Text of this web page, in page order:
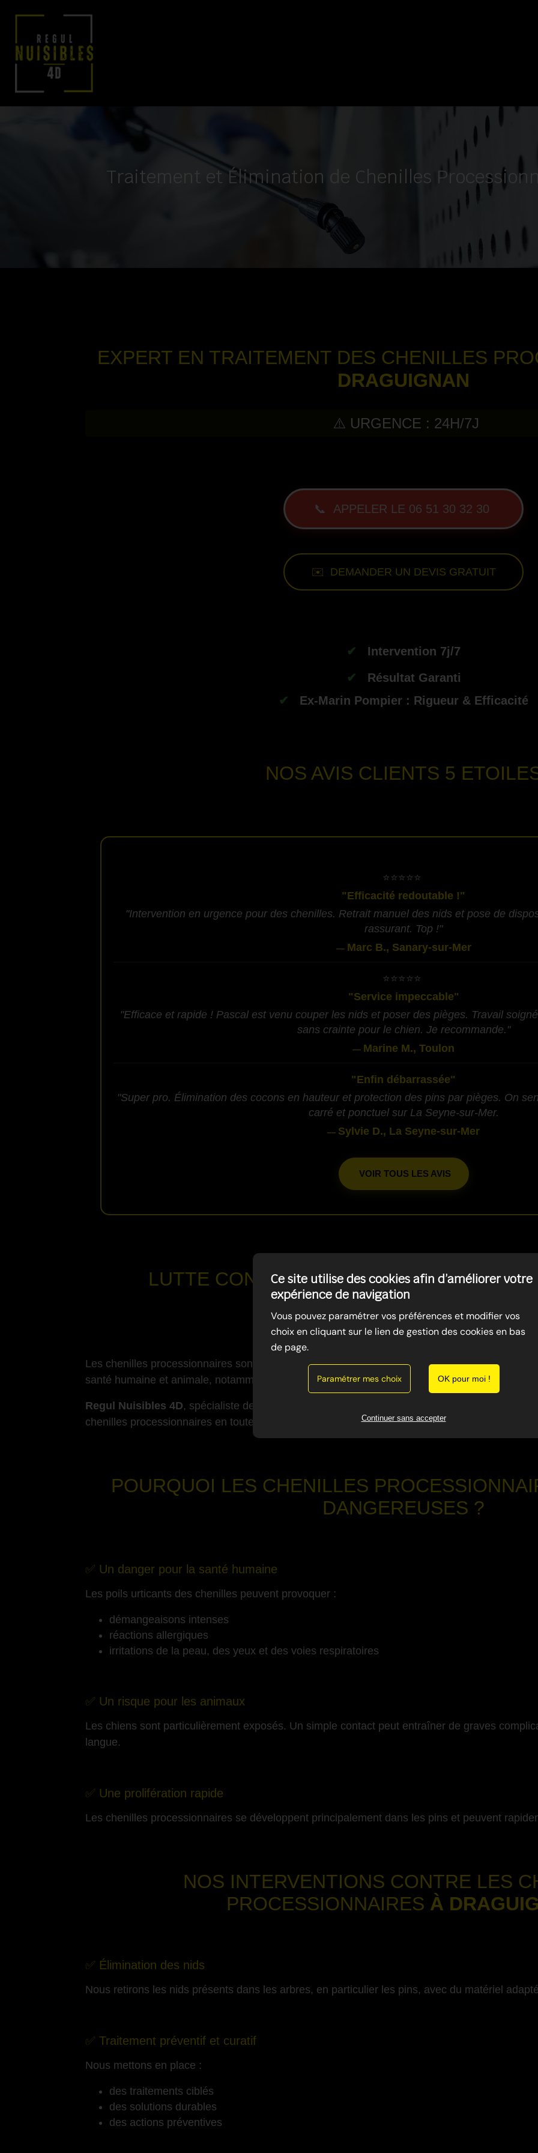
Traitement et Élimination de Chenilles
EXPERT EN TRAITEMENT DES CHENILLES
DRAGUIGNAN
⚠️ URGENCE : 24H/7J
📞 APPELER LE 06 51 30 32 30
✉️ DEMANDER UN DEVIS GRATUIT
✔
Intervention 7j/7
✔
Résultat Garanti
✔
Ex-Marin Pompier : Rigueur & Efficacité
NOS AVIS CLIENTS 5
​⭐⭐⭐⭐⭐
"Efficacité redoutable !"
"Intervention en urgence pour des chenilles. Retrait manuel des nids et pose de
rassurant. Top !"
— Marc B., Sanary-sur-Mer
​⭐⭐⭐⭐⭐
"Service impeccable"
"Efficace et rapide ! Pascal est venu couper les nids et poser des pièges. Travail
sans crainte pour le chien. Je recommande."
— Marine M., Toulon
"Enfin débarrassée"
"Super pro. Élimination des cocons en hauteur et protection des pins par pièges. On
carré et ponctuel sur La Seyne-sur-Mer.
— Sylvie D., La Seyne-sur-Mer
VOIR TOUS LES AVIS
LUTTE CONTRE LES CHENILLES
DRAGUIGNAN
Les chenilles processionnaires sont des nuisibles dangereux présents dans toute la région.
santé humaine et animale, notamment à cause de leurs poils urticants.
Regul Nuisibles 4D, spécialiste de la lutte contre les nuisibles dans le Var 83, intervient pour
chenilles processionnaires en toute sécurité.
POURQUOI LES CHENILLES
DANGEREUSES ?
✅ Un danger pour la santé humaine
Les poils urticants des chenilles peuvent provoquer :
démangeaisons intenses
réactions allergiques
irritations de la peau, des yeux et des voies respiratoires
✅ Un risque pour les animaux
Les chiens sont particulièrement exposés. Un simple contact peut entraîner de graves
langue.
✅ Une prolifération rapide
Les chenilles processionnaires se développent principalement dans les pins et peuvent
NOS INTERVENTIONS CONTRE LES
PROCESSIONNAIRES À
✅ Élimination des nids
Nous retirons les nids présents dans les arbres, en particulier les pins, avec du matériel
✅ Traitement préventif et curatif
Nous mettons en place :
des traitements ciblés
des solutions durables
des actions préventives
Ce site utilise des cookies afin d’améliorer votre
expérience de navigation
Vous pouvez paramétrer vos préférences et modifier vos
choix en cliquant sur le lien de gestion des cookies en bas
de page.
Paramétrer mes choix OK pour moi !
Continuer sans accepter